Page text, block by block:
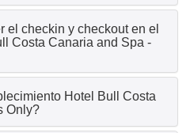
el checkin y checkout en el
Costa Canaria and Spa -
Hotel Bull Costa
Only?